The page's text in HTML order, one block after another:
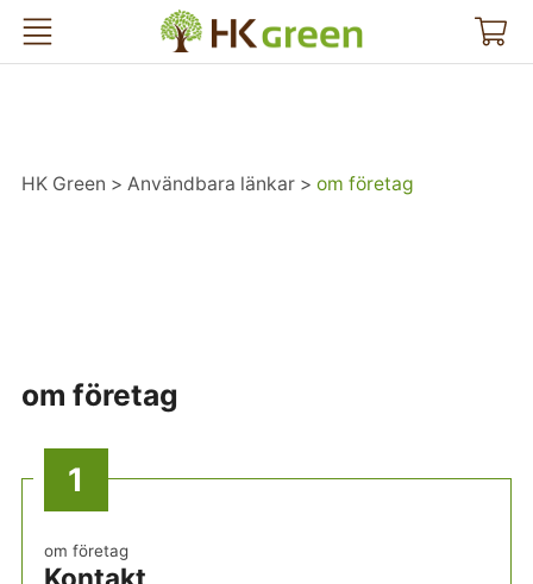
HK Green
HK Green Användbara länkar om företag
om företag
om företag